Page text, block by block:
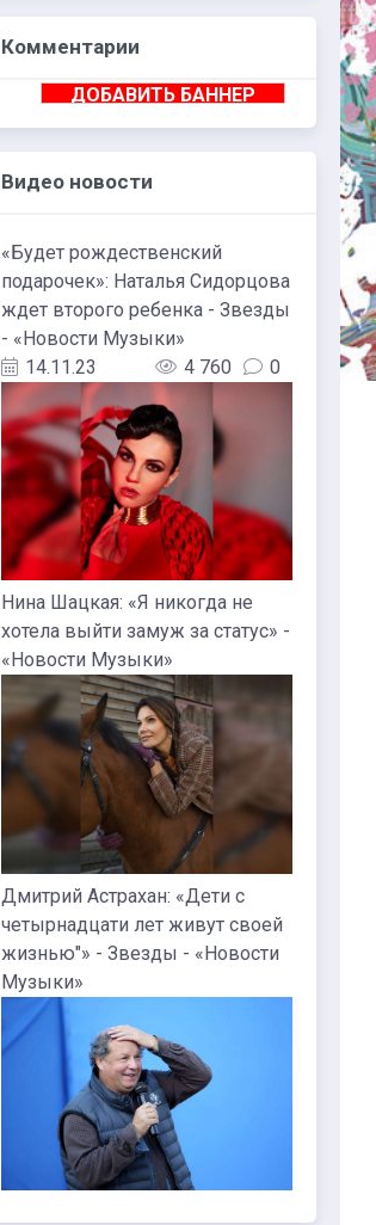
Комментарии
ДОБАВИТЬ БАННЕР
Видео новости
«Будет рождественский
подарочек»: Наталья Сидорцова
ждет второго ребенка - Звезды
- «Новости Музыки»
14.11.23
4 760 0
Нина Шацкая: «Я никогда не
хотела выйти замуж за статус» -
«Новости Музыки»
Дмитрий Астрахан: «Дети с
четырнадцати лет живут своей
жизнью"» - Звезды - «Новости
Музыки»